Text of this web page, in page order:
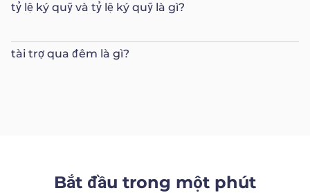
tỷ lệ ký quỹ và tỷ lệ ký quỹ là gì?
tài trợ qua đêm là gì?
Bắt đầu trong một phút